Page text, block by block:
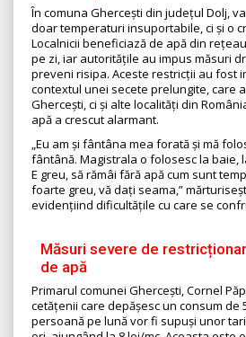
În comuna Ghercești din județul Dolj,
doar temperaturi insuportabile, ci și o
Localnicii beneficiază de apă din
pe zi, iar autoritățile au impus măsuri
preveni risipa. Aceste restricții au fost
contextul unei secete prelungite, care
Ghercești, ci și alte localități din
apă a crescut alarmant.
„Eu am și fântâna mea forată și mă
fântână. Magistrala o folosesc la baie,
E greu, să rămâi fără apă cum sunt
foarte greu, vă dați seama,”
evidențiind dificultățile cu care se
Măsuri severe de
de apă
Primarul comunei Ghercești, Cornel
cetățenii care depășesc un consum de
persoană pe lună vor fi supuși unor